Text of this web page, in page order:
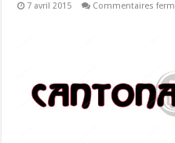
7 avril 2015 Commentaires